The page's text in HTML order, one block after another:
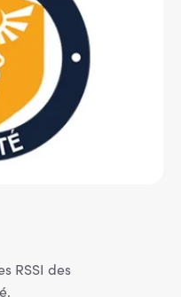
RSSI des